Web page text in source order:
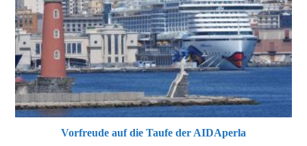
Vorfreude auf die Taufe der AIDAperla